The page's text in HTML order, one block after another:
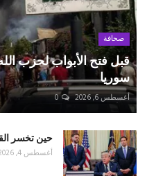
صحافة
قبل فتح الأبواب لحزب
سوريا
أغسطس 6, 2026 0
حين تخسر
أغسطس 4, 2026